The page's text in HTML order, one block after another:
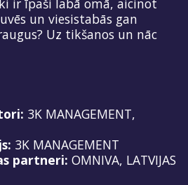
ir īpaši labā omā, aicinot
un viesistabās gan
Uz tikšanos un nāc
3K MANAGEMENT,
3K MANAGEMENT
partneri: OMNIVA, LATVIJAS